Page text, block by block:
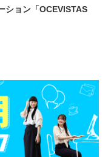
ション「OCEVISTAS